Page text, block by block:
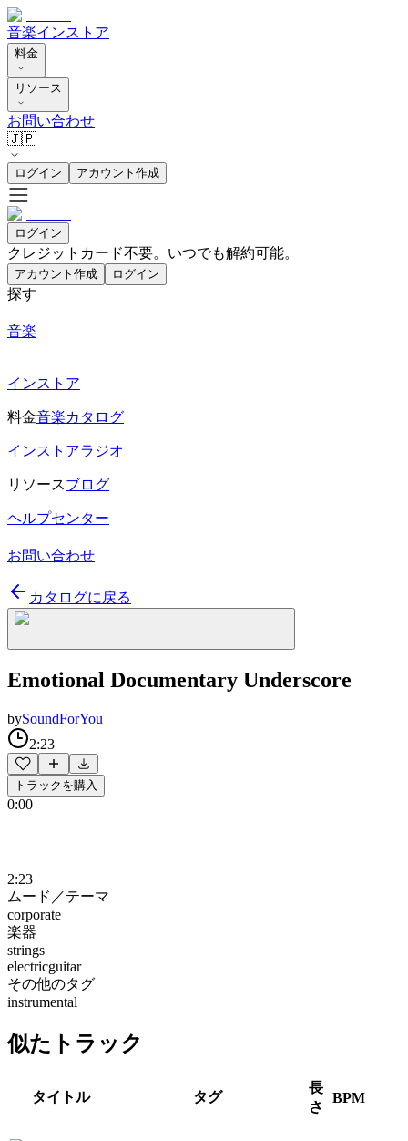
音楽インストア
料金
リソース
お問い合わせ
🇯🇵
ログイン アカウント作成
ログイン
クレジットカード不要。いつでも解約可能。
アカウント作成 ログイン
探す
音楽
インストア
料金音楽カタログ
インストアラジオ
リソースブログ
ヘルプセンター
お問い合わせ
カタログに戻る
Emotional Documentary Underscore
bySoundForYou
2:23
トラックを購入
0:00
2:23
ムード／テーマ
corporate
楽器
strings
electricguitar
その他のタグ
instrumental
似たトラック
タイトル タグ
長
さ
BPM